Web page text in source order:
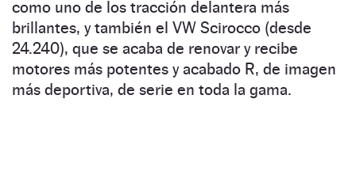
como uno de los tracción delantera más
brillantes, y también el VW Scirocco (desde
24.240), que se acaba de renovar y recibe
motores más potentes y acabado R, de imagen
más deportiva, de serie en toda la gama.